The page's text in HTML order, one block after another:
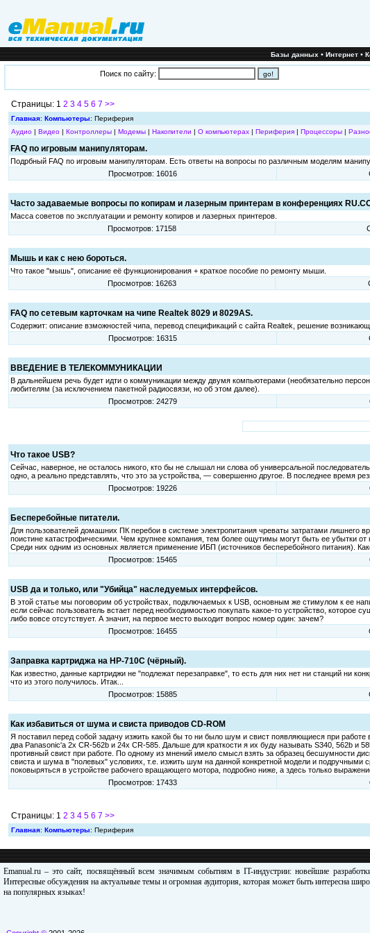
Базы данных•Интернет•
Поиск по сайту:
Страницы: 1 2 3 4 5 6 7 >>
Главная: Компьютеры: Периферия
Аудио | Видео | Контроллеры | Модемы | Накопители | О компьютерах | Периферия | Процессоры |
FAQ по игровым манипуляторам.
Подрбный FAQ по игровым манипуляторам. Есть ответы на вопросы по различным моделям
Просмотров: 16016
Часто задаваемые вопросы по копирам и лазерным принтерам в конференциях
Масса советов по эксплуатации и ремонту копиров и лазерных принтеров.
Просмотров: 17158
Мышь и как с нею бороться.
Что такое "мышь", описание её функционирования + краткое пособие по ремонту мыши.
Просмотров: 16263
FAQ по сетевым карточкам на чипе Realtek 8029 и 8029AS.
Содержит: описание взможностей чипа, перевод спецификаций с сайта Realtek, решение
Просмотров: 16315
ВВЕДЕНИЕ В ТЕЛЕКОММУНИКАЦИИ
В дальнейшем речь будет идти о коммуникации между двумя компьютерами (необязательно
любителям (за исключением пакетной радиосвязи, но об этом далее).
Просмотров: 24279
Что такое USB?
Сейчас, наверное, не осталось никого, кто бы не слышал ни слова об универсальной
одно, а реально представлять, что это за устройства, — совершенно другое. В последнее время
Просмотров: 19226
Бесперебойные питатели.
Для пользователей домашних ПК перебои в системе электропитания чреваты затратами лишнего
поистине катастрофическими. Чем крупнее компания, тем более ощутимы могут быть ее убытки
Среди них одним из основных является применение ИБП (источников бесперебойного питания).
Просмотров: 15465
USB да и только, или "Убийца" наследуемых интерфейсов.
В этой статье мы поговорим об устройствах, подключаемых к USB, основным же стимулом к ее
если сейчас пользователь встает перед необходимостью покупать какое-то устройство, которое
либо вовсе отсутствует. А значит, на первое место выходит вопрос номер один: зачем?
Просмотров: 16455
Заправка картриджа на НР-710С (чёрный).
Как известно, данные картриджи не "подлежат перезаправке", то есть для них нет ни станций ни
что из этого получилось. Итак...
Просмотров: 15885
Как избавиться от шума и свиста приводов CD-ROM
Я поставил перед собой задачу изжить какой бы то ни было шум и свист появляющиеся при
два Panasonic'а 2x CR-562b и 24x CR-585. Дальше для краткости я их буду называть S340, 562b и
противный свист при работе. По одному из мнений имело смысл взять за образец бесшумности
свиста и шума в "полевых" условиях, т.е. изжить шум на данной конкретной модели и подручными
поковыряться в устройстве рабочего вращающего мотора, подробно ниже, а здесь только
Просмотров: 17433
Страницы: 1 2 3 4 5 6 7 >>
Главная: Компьютеры: Периферия
Emanual.ru – это сайт, посвящённый всем значимым событиям в IT-индустрии: новейшие
Интересные обсуждения на актуальные темы и огромная аудитория, которая может быть интересна
на популярных языках!